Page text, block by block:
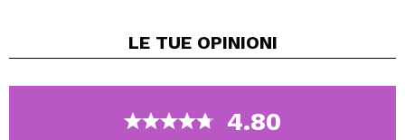
modulabile, perfetta per nascondere imperfezioni,
rossori e discromie senza appesantire la pelle o creare
un effetto maschera.
LE TUE OPINIONI
4.80